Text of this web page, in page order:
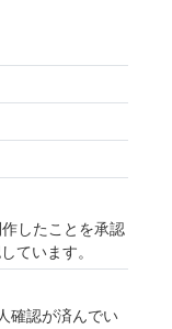
したことを承認
ています。
確認が済んでい